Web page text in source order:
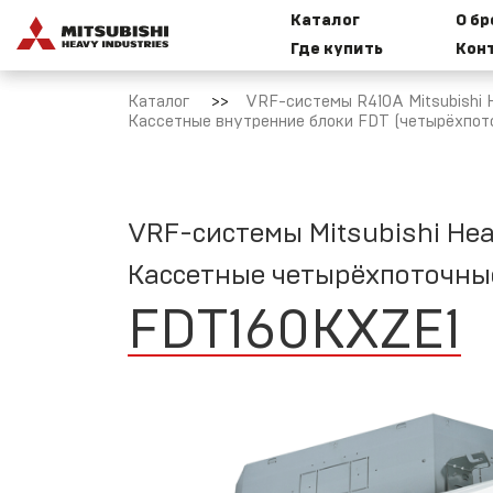
Каталог
Бытовые
сплит-
системы
Мультисплит-
системы
Heavy
Industries
VRF-системы
R32 Mitsubishi
Heavy
О
Где купить
Каталог VRF-системы R410A Mitsubishi
Кассетные внутренние блоки FDT
VRF-системы Mitsubishi
Кассетные
FDT160KXZE1